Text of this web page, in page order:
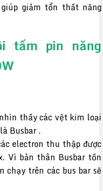
giảm tổn thất năng
tấm pin năng
thấy các vệt kim loại
Busbar .
electron thu thập được
Vì bản thân Busbar tồn
chạy trên các bus bar sẽ